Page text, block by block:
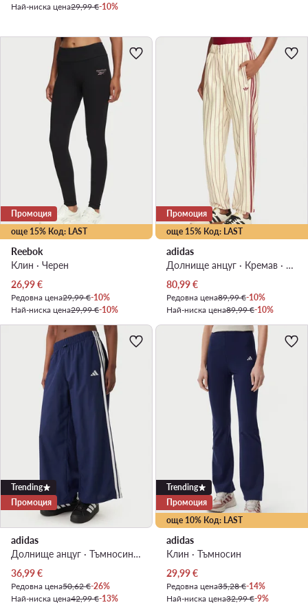
Най-ниска цена29,99 €-10%
още 15% Код: LAST
Промоция
Reebok
Клин · Черен
Актуална цена
26,99€
Редовна цена29,99 €-10%
Най-ниска цена29,99 €-10%
още 15% Код: LAST
Промоция
adidas
Долнище анцуг · Кремав · Regular Fit
Актуална цена
80,99€
Редовна цена89,99 €-10%
Най-ниска цена89,99 €-10%
Trending
Промоция
adidas
Долнище анцуг · Тъмносин · Relaxed Fit
Актуална цена
36,99€
Редовна цена50,62 €-26%
Най-ниска цена42,99 €-13%
още 10% Код: LAST
Trending
Промоция
adidas
Клин · Тъмносин
Актуална цена
29,99€
Редовна цена35,28 €-14%
Най-ниска цена32,99 €-9%